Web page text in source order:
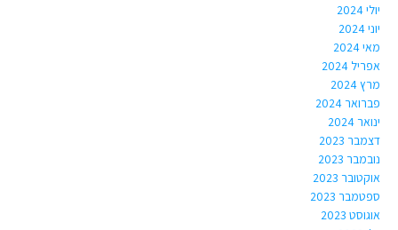
יולי 2024
יוני 2024
מאי 2024
אפריל 2024
מרץ 2024
פברואר 2024
ינואר 2024
דצמבר 2023
נובמבר 2023
אוקטובר 2023
ספטמבר 2023
אוגוסט 2023